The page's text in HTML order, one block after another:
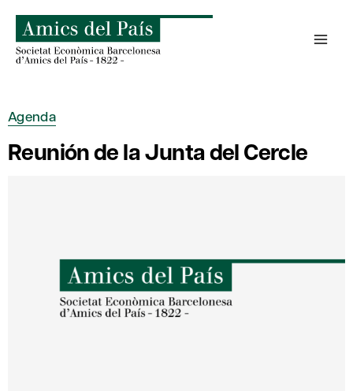
contenido
Agenda
Reunión de la Junta del Cercle